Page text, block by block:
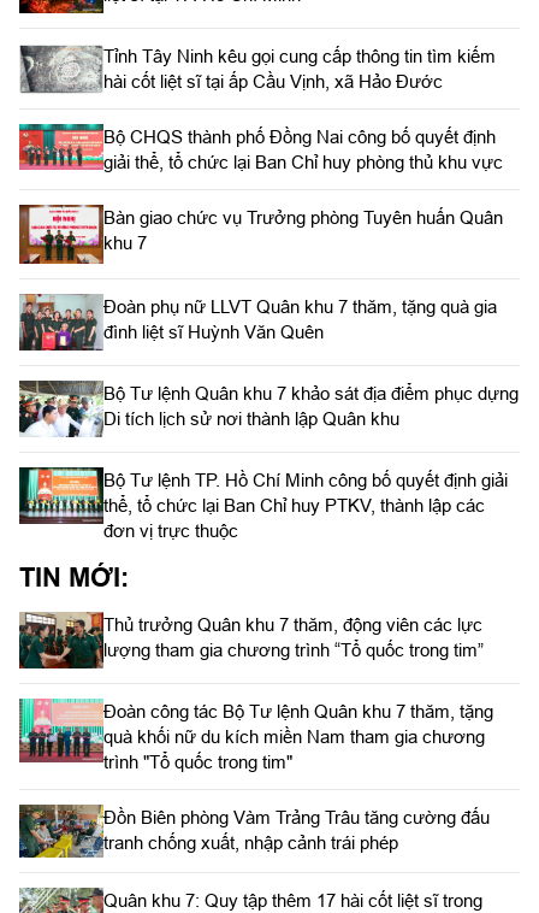
Tỉnh Tây Ninh kêu gọi cung cấp thông tin tìm kiếm
hài cốt liệt sĩ tại ấp Cầu Vịnh, xã Hảo Đước
Bộ CHQS thành phố Đồng Nai công bố quyết định
giải thể, tổ chức lại Ban Chỉ huy phòng thủ khu vực
Bàn giao chức vụ Trưởng phòng Tuyên huấn Quân
khu 7
Đoàn phụ nữ LLVT Quân khu 7 thăm, tặng quà gia
đình liệt sĩ Huỳnh Văn Quên
Bộ Tư lệnh Quân khu 7 khảo sát địa điểm phục dựng
Di tích lịch sử nơi thành lập Quân khu
Bộ Tư lệnh TP. Hồ Chí Minh công bố quyết định giải
thể, tổ chức lại Ban Chỉ huy PTKV, thành lập các
đơn vị trực thuộc
TIN MỚI:
Thủ trưởng Quân khu 7 thăm, động viên các lực
lượng tham gia chương trình “Tổ quốc trong tim”
Đoàn công tác Bộ Tư lệnh Quân khu 7 thăm, tặng
quà khối nữ du kích miền Nam tham gia chương
trình "Tổ quốc trong tim"
Đồn Biên phòng Vàm Trảng Trâu tăng cường đấu
tranh chống xuất, nhập cảnh trái phép
Quân khu 7: Quy tập thêm 17 hài cốt liệt sĩ trong